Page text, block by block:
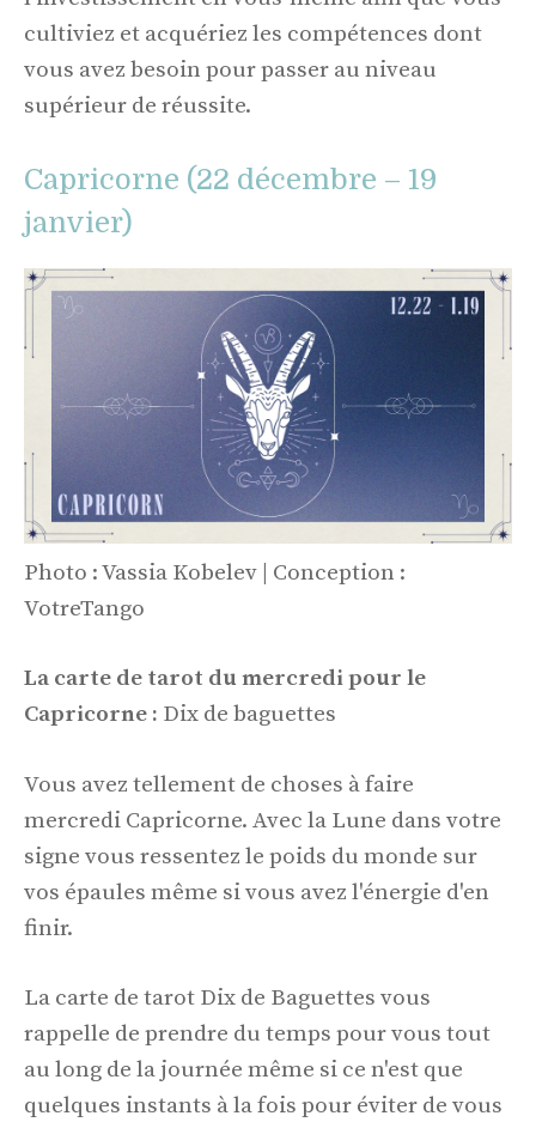
cultiviez et acquériez les compétences dont
vous avez besoin pour passer au niveau
supérieur de réussite.
Capricorne (22 décembre – 19
janvier)
Photo : Vassia Kobelev | Conception :
VotreTango
La carte de tarot du mercredi pour le
Capricorne : Dix de baguettes
Vous avez tellement de choses à faire
mercredi Capricorne. Avec la Lune dans votre
signe vous ressentez le poids du monde sur
vos épaules même si vous avez l'énergie d'en
finir.
La carte de tarot Dix de Baguettes vous
rappelle de prendre du temps pour vous tout
au long de la journée même si ce n'est que
quelques instants à la fois pour éviter de vous